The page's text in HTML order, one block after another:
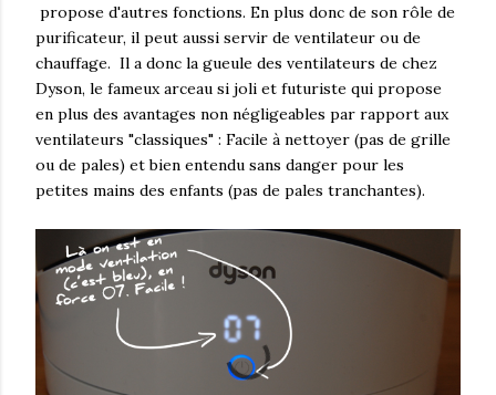
propose d'autres fonctions. En plus donc de son rôle de
purificateur, il peut aussi servir de ventilateur ou de
chauffage. Il a donc la gueule des ventilateurs de chez
Dyson, le fameux arceau si joli et futuriste qui propose
en plus des avantages non négligeables par rapport aux
ventilateurs "classiques" : Facile à nettoyer (pas de grille
ou de pales) et bien entendu sans danger pour les
petites mains des enfants (pas de pales tranchantes).